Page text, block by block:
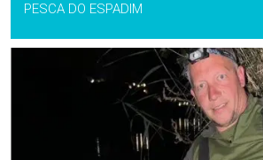
PESCA DO ESPADIM